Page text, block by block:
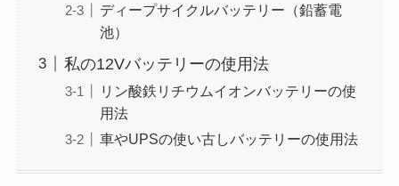
ディープサイクルバッテリー（鉛蓄電
池）
私の12Vバッテリーの使用法
リン酸鉄リチウムイオンバッテリーの使
用法
車やUPSの使い古しバッテリーの使用法